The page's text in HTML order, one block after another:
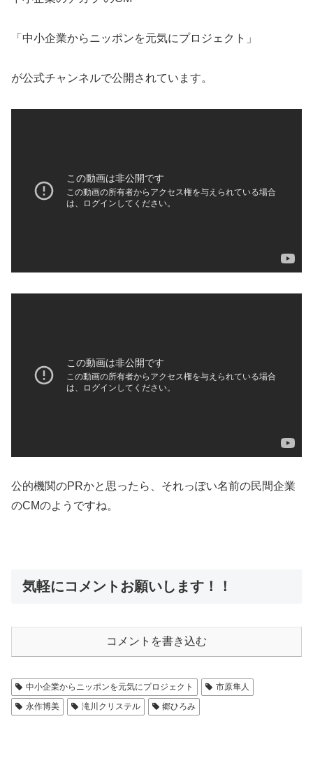
「中小企業からニッポンを元気にプロジェクト」
が公式チャンネルで公開されています。
公的機関のPRかと思ったら、それっぽい名前の民間企業
のCMのようですね。
気軽にコメントお願いします！！
コメントを書き込む
中小企業からニッポンを元気にプロジェクト
市原隼人
永作博美
滝川クリステル 郷ひろみ